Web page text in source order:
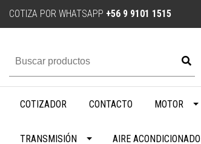
COTIZA POR WHATSAPP +56 9 9101 1515
COTIZADOR CONTACTO MOTOR
TRANSMISIÓN AIRE ACONDICIONADO